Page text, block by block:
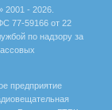
2001 - 2026.
77-59166 от 22
по надзору за
предприятие